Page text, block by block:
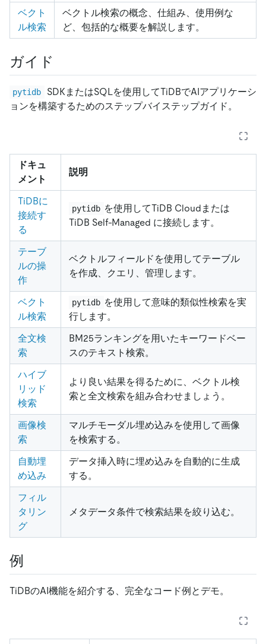
ベクト
ル検索
ベクトル検索の概念、仕組み、使用例な
ど、包括的な概要を解説します。
ガイド
pytidb
SDKまたはSQLを使用してTiDBでAIアプリケーシ
ョンを構築するためのステップバイステップガイド。
ドキュ
メント
説明
TiDBに
接続す
る
pytidb を使用してTiDB Cloudまたは
TiDB Self-Managed に接続します。
テーブ
ルの操
作
ベクトルフィールドを使用してテーブル
を作成、クエリ、管理します。
ベクト
ル検索
pytidb を使用して意味的類似性検索を実
行します。
全文検
索
BM25ランキングを用いたキーワードベー
スのテキスト検索。
ハイブ
リッド
検索
より良い結果を得るために、ベクトル検
索と全文検索を組み合わせましょう。
画像検
索
マルチモーダル埋め込みを使用して画像
を検索する。
自動埋
め込み
データ挿入時に埋め込みを自動的に生成
する。
フィル
タリン
グ
メタデータ条件で検索結果を絞り込む。
例
TiDBのAI機能を紹介する、完全なコード例とデモ。